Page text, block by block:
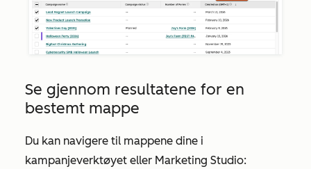
Se gjennom resultatene for en
bestemt mappe
Du kan navigere til mappene dine i
kampanjeverktøyet eller Marketing Studio: